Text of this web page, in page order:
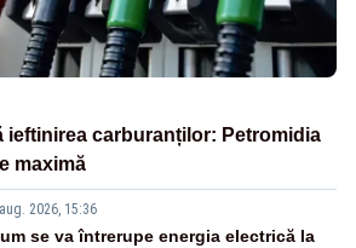
ieftinirea carburanților: Petromidia
maximă
2026, 15:36
se va întrerupe energia electrică la